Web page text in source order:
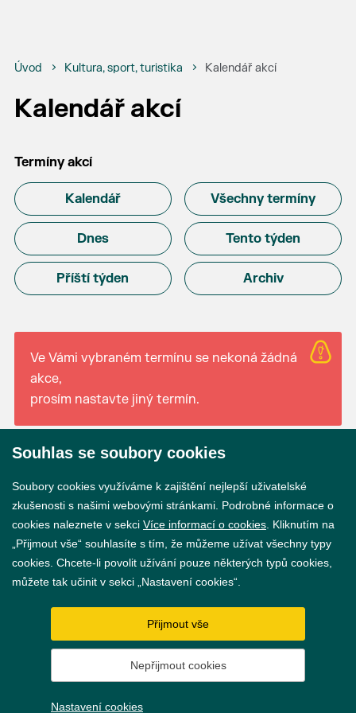
Úvod Kultura, sport, turistika Kalendář akcí
Kalendář akcí
Termíny akcí
Kalendář Všechny termíny
Dnes Tento týden
Příští týden Archiv
Ve Vámi vybraném termínu se nekoná žádná
akce,
prosím nastavte jiný termín.
GDPR
Nastavení cookies
Souhlas se soubory cookies
Soubory cookies využíváme k zajištění nejlepší uživatelské
zkušenosti s našimi webovými stránkami. Podrobné informace o
cookies naleznete v sekci Více informací o cookies . Kliknutím na
„Přijmout vše“ souhlasíte s tím, že můžeme užívat všechny typy
cookies. Chcete-li povolit užívání pouze některých typů cookies,
můžete tak učinit v sekci „Nastavení cookies“.
Přijmout vše
Nepřijmout cookies
Nastavení cookies